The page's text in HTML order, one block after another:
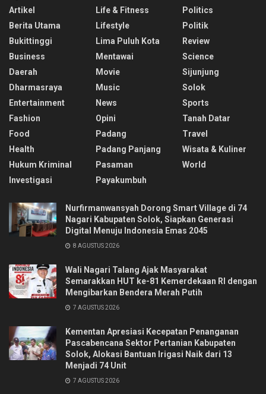
Artikel
Berita Utama
Bukittinggi
Business
Daerah
Dharmasraya
Entertainment
Fashion
Food
Health
Hukum Kriminal
Investigasi
Life & Fitness
Lifestyle
Lima Puluh Kota
Mentawai
Movie
Music
News
Opini
Padang
Padang Panjang
Pasaman
Payakumbuh
Politics
Politik
Review
Science
Sijunjung
Solok
Sports
Tanah Datar
Travel
Wisata & Kuliner
World
Nurfirmanwansyah Dorong Smart Village di 74
Nagari Kabupaten Solok, Siapkan Generasi
Digital Menuju Indonesia Emas 2045
8 AGUSTUS 2026
Wali Nagari Talang Ajak Masyarakat
Semarakkan HUT ke-81 Kemerdekaan RI dengan
Mengibarkan Bendera Merah Putih
7 AGUSTUS 2026
Kementan Apresiasi Kecepatan Penanganan
Pascabencana Sektor Pertanian Kabupaten
Solok, Alokasi Bantuan Irigasi Naik dari 13
Menjadi 74 Unit
7 AGUSTUS 2026